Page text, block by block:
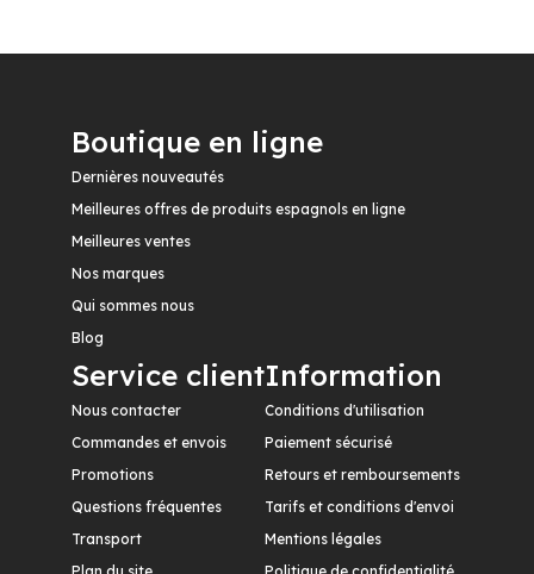
Boutique en ligne
Dernières nouveautés
Meilleures offres de produits espagnols en ligne
Meilleures ventes
Nos marques
Qui sommes nous
Blog
Service client
Nous contacter
Commandes et envois
Promotions
Questions fréquentes
Transport
Information
Conditions d'utilisation
Paiement sécurisé
Retours et remboursements
Tarifs et conditions d'envoi
Mentions légales